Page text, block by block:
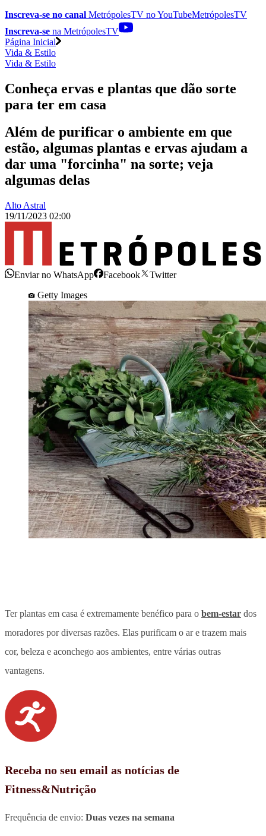
Inscreva-se no canal MetrópolesTV noYouTubeMetrópolesTV
Inscreva-se na MetrópolesTV
Página Inicial
Vida & Estilo
Vida & Estilo
Conheça ervas e plantas que dão sorte
para ter em casa
Além de purificar o ambiente em que
estão, algumas plantas e ervas ajudam a
dar uma "forcinha" na sorte; veja
algumas delas
Alto Astral
19/11/2023 02:00
Enviar no WhatsApp Facebook
Twitter
Getty Images
Ter plantas em casa é extremamente benéfico para o bem-estar dos
moradores por diversas razões. Elas purificam o ar e trazem mais
cor, beleza e aconchego aos ambientes, entre várias outras
vantagens.
Receba no seu email as notícias de
Fitness&Nutrição
Frequência de envio: Duas vezes na semana